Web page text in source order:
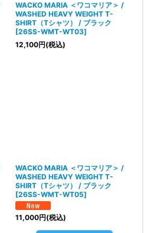
WACKO MARIA ＜ワコマリア＞ /
WASHED HEAVY WEIGHT T-
SHIRT（Tシャツ） / ブラック
[26SS-WMT-WT03]
12,100円(税込)
WACKO MARIA ＜ワコマリア＞ /
WASHED HEAVY WEIGHT T-
SHIRT（Tシャツ） / ブラック
[26SS-WMT-WT05]
11,000円(税込)